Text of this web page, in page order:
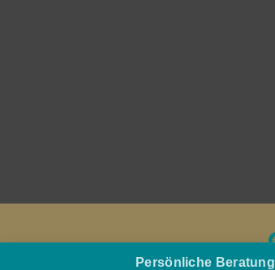
Persönliche Beratung